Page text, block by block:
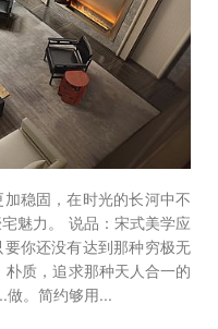
稳固，在时光的长河中不
魅力。 说品：宋式美学应
你还没有达到那种穷极无
质，追求那种天人合一的
做。简约够用...